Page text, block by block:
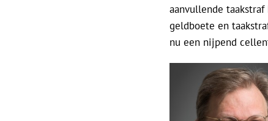
aanvullende
geldboete en
nu een nijpend